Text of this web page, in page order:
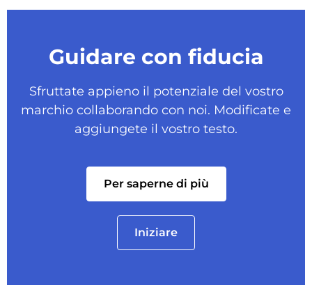
Guidare con fiducia
Sfruttate appieno il potenziale del vostro
marchio collaborando con noi. Modificate e
aggiungete il vostro testo.
Per saperne di più
Iniziare